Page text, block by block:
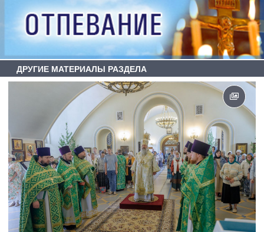
ДРУГИЕ МАТЕРИАЛЫ РАЗДЕЛА